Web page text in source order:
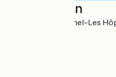
Localisation
137 rue Saint-Michel-Les